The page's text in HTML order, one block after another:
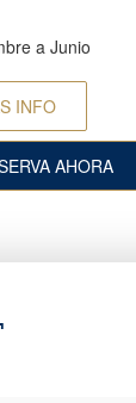
a Junio
INFO
AHORA